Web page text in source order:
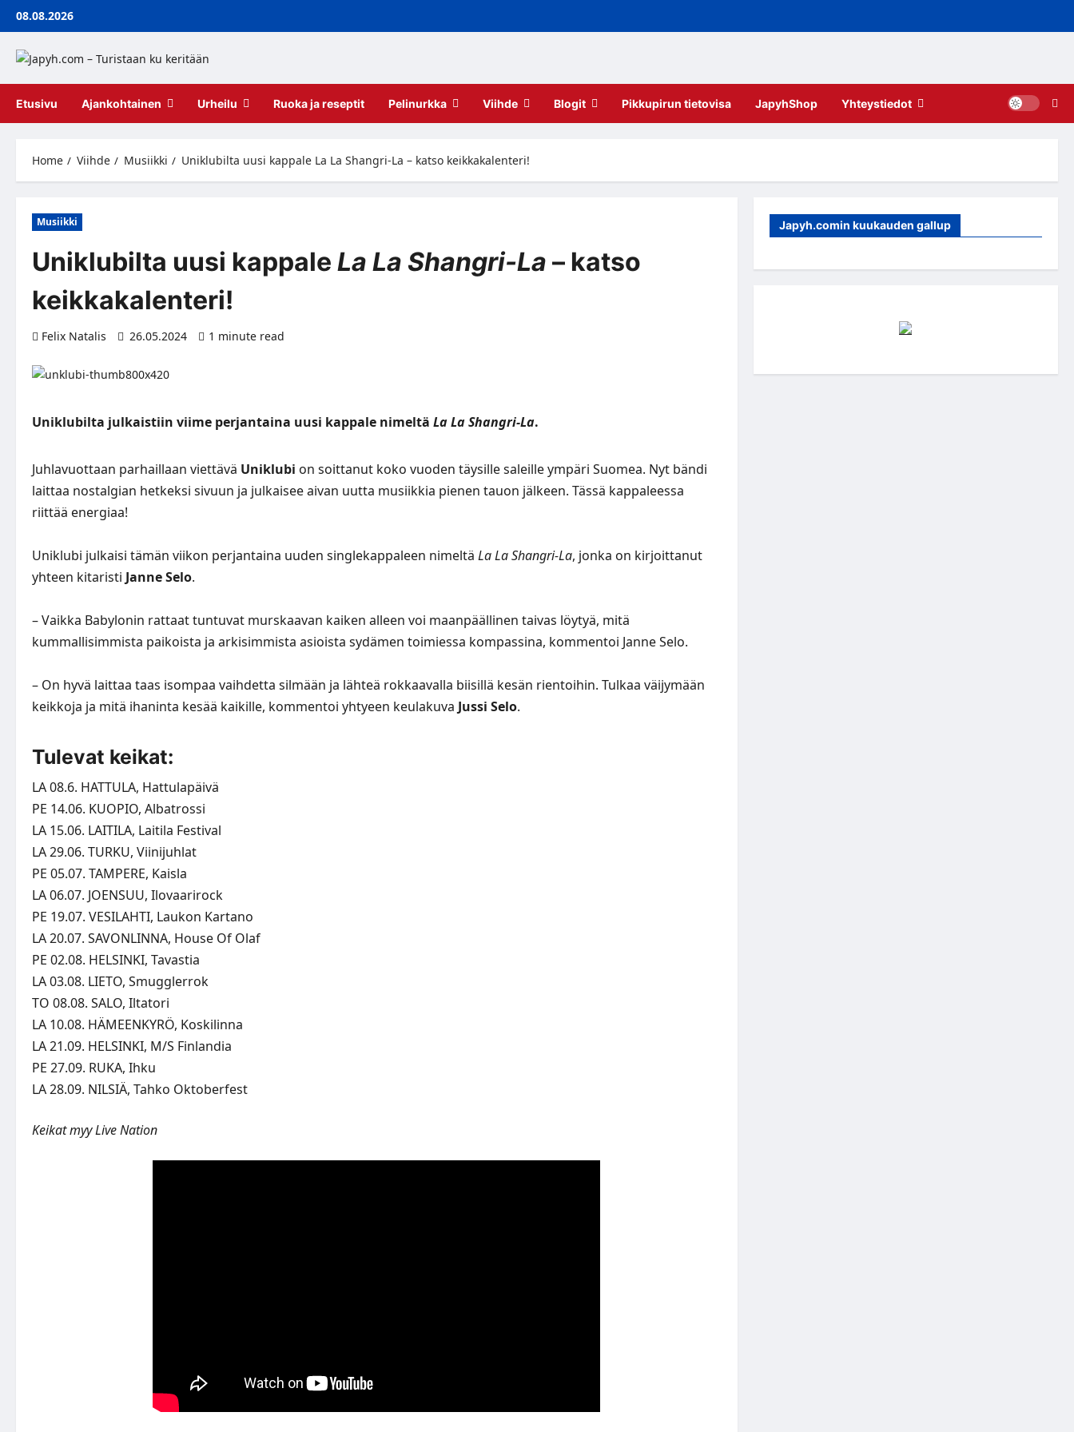
Skip08.08.2026
Etusivu Ajankohtainen Urheilu Ruoka ja reseptit Pelinurkka Viihde Blogit Pikkupirun tietovisa JapyhShop Yhteystiedot
Home Viihde Musiikki Uniklubilta uusi kappale La La Shangri-La – katso keikkakalenteri!
Musiikki
Uniklubilta uusi kappale La La Shangri-La – katso
keikkakalenteri!
Felix Natalis 26.05.2024 1 minute read
Uniklubilta julkaistiin viime perjantaina uusi kappale nimeltä La La Shangri-La.
Juhlavuottaan parhaillaan viettävä Uniklubi on soittanut koko vuoden täysille saleille ympäri Suomea. Nyt bändi
laittaa nostalgian hetkeksi sivuun ja julkaisee aivan uutta musiikkia pienen tauon jälkeen. Tässä kappaleessa
riittää energiaa!
Uniklubi julkaisi tämän viikon perjantaina uuden singlekappaleen nimeltä La La Shangri-La, jonka on kirjoittanut
yhteen kitaristi Janne Selo.
– Vaikka Babylonin rattaat tuntuvat murskaavan kaiken alleen voi maanpäällinen taivas löytyä, mitä
kummallisimmista paikoista ja arkisimmista asioista sydämen toimiessa kompassina, kommentoi Janne Selo.
– On hyvä laittaa taas isompaa vaihdetta silmään ja lähteä rokkaavalla biisillä kesän rientoihin. Tulkaa väijymään
keikkoja ja mitä ihaninta kesää kaikille, kommentoi yhtyeen keulakuva Jussi Selo.
Tulevat keikat:
LA 08.6. HATTULA, Hattulapäivä
PE 14.06. KUOPIO, Albatrossi
LA 15.06. LAITILA, Laitila Festival
LA 29.06. TURKU, Viinijuhlat
PE 05.07. TAMPERE, Kaisla
LA 06.07. JOENSUU, Ilovaarirock
PE 19.07. VESILAHTI, Laukon Kartano
LA 20.07. SAVONLINNA, House Of Olaf
PE 02.08. HELSINKI, Tavastia
LA 03.08. LIETO, Smugglerrok
TO 08.08. SALO, Iltatori
LA 10.08. HÄMEENKYRÖ, Koskilinna
LA 21.09. HELSINKI, M/S Finlandia
PE 27.09. RUKA, Ihku
LA 28.09. NILSIÄ, Tahko Oktoberfest
Keikat myy Live Nation
Japyh.comin kuukauden gallup